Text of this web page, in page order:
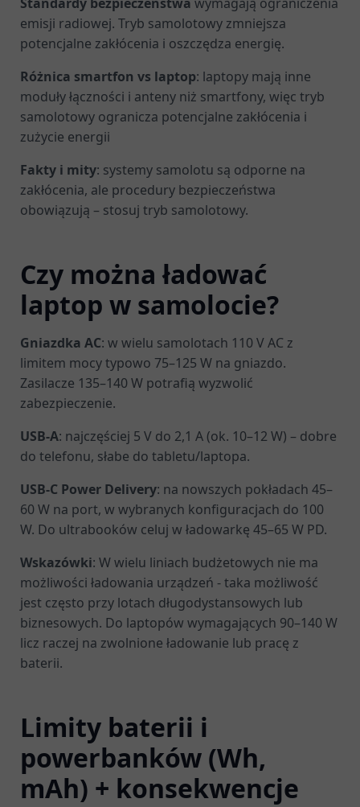
emisji radiowej. Tryb samolotowy zmniejsza
potencjalne zakłócenia i oszczędza energię.
Różnica smartfon vs laptop: laptopy mają inne
moduły łączności i anteny niż smartfony, więc tryb
samolotowy ogranicza potencjalne zakłócenia i
zużycie energii
Fakty i mity: systemy samolotu są odporne na
zakłócenia, ale procedury bezpieczeństwa
obowiązują – stosuj tryb samolotowy.
Czy można ładować
laptop w samolocie?
Gniazdka AC: w wielu samolotach 110 V AC z
limitem mocy typowo 75–125 W na gniazdo.
Zasilacze 135–140 W potrafią wyzwolić
zabezpieczenie.
USB-A: najczęściej 5 V do 2,1 A (ok. 10–12 W) – dobre
do telefonu, słabe do tabletu/laptopa.
USB-C Power Delivery: na nowszych pokładach 45–
60 W na port, w wybranych konfiguracjach do 100
W. Do ultrabooków celuj w ładowarkę 45–65 W PD.
Wskazówki: W wielu liniach budżetowych nie ma
możliwości ładowania urządzeń - taka możliwość
jest często przy lotach długodystansowych lub
biznesowych. Do laptopów wymagających 90–140 W
licz raczej na zwolnione ładowanie lub pracę z
baterii.
Limity baterii i
powerbanków (Wh,
mAh) + konsekwencje